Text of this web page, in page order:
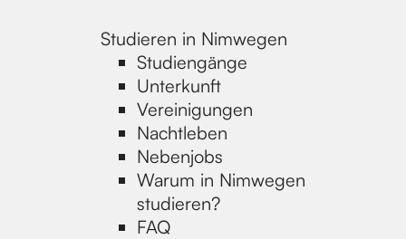
Studieren in Nimwegen
Studiengänge
Unterkunft
Vereinigungen
Nachtleben
Nebenjobs
Warum in Nimwegen
studieren?
FAQ